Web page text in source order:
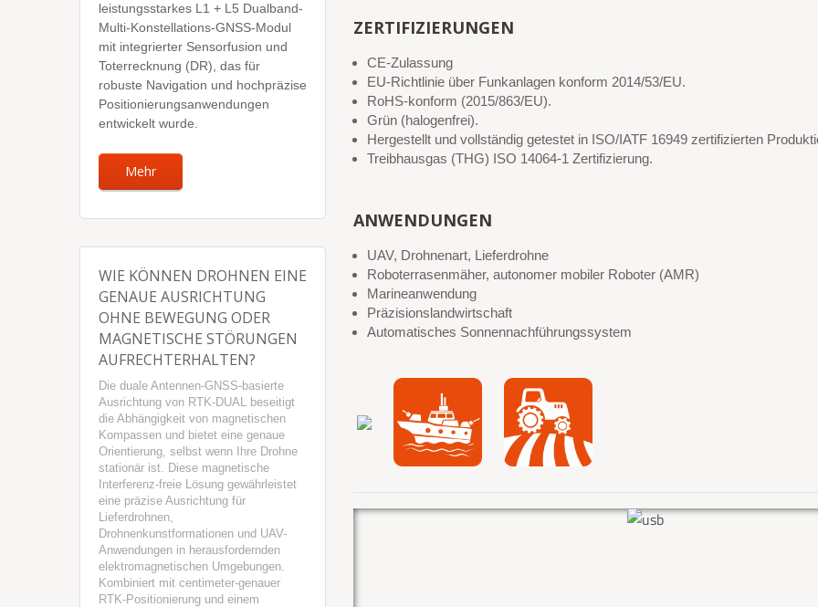
leistungsstarkes L1 + L5 Dualband-
Multi-Konstellations-GNSS-Modul
mit integrierter Sensorfusion und
Toterrecknung (DR), das für
robuste Navigation und hochpräzise
Positionierungsanwendungen
entwickelt wurde.
Mehr
WIE KÖNNEN DROHNEN EINE
GENAUE AUSRICHTUNG
OHNE BEWEGUNG ODER
MAGNETISCHE STÖRUNGEN
AUFRECHTERHALTEN?
Die duale Antennen-GNSS-basierte
Ausrichtung von RTK-DUAL beseitigt
die Abhängigkeit von magnetischen
Kompassen und bietet eine genaue
Orientierung, selbst wenn Ihre Drohne
stationär ist. Diese magnetische
Interferenz-freie Lösung gewährleistet
eine präzise Ausrichtung für
Lieferdrohnen,
Drohnenkunstformationen und UAV-
Anwendungen in herausfordernden
elektromagnetischen Umgebungen.
Kombiniert mit centimeter-genauer
RTK-Positionierung und einem
ZERTIFIZIERUNGEN
CE-Zulassung
EU-Richtlinie über Funkanlagen konform 2014/53/EU.
RoHS-konform (2015/863/EU).
Grün (halogenfrei).
Hergestellt und vollständig getestet in ISO/IATF 16949 zertifizierten
Treibhausgas (THG) ISO 14064-1 Zertifizierung.
ANWENDUNGEN
UAV, Drohnenart, Lieferdrohne
Roboterrasenmäher, autonomer mobiler Roboter (AMR)
Marineanwendung
Präzisionslandwirtschaft
Automatisches Sonnennachführungssystem